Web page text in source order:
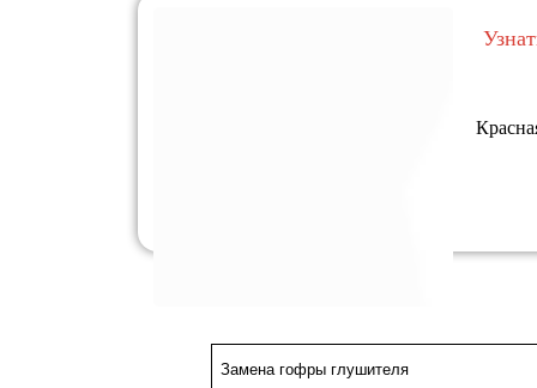
Замена гофры глушителя